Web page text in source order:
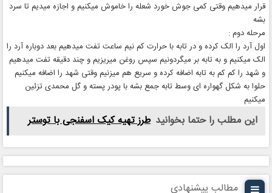
قرار میدهیم وقتی کمی جوش خورد شعله را خاموش میکنیم و اجازه میدیم تا سرد
بشه
مرحله دوم :
اول آرد را الک کرده و در تابه با حرارت کم نیم ساعت تفت میدهیم بعد دوباره آرد را
الک میکنیم و به تابه بر میگردونیم سپس روغن میریزیم و چند دقیقه تفت میدهیم
و شهد را کم کم به تابه اضافه کرده و سریع هم میزنیم وقتی شهد را اضافه میکنیم
حلوا به شکل گهواره ای وسط تابه جمع بشه با پودر پسته و گل محمدی تزئین
میکنیم
این مطلب را حتما بخوانید طرز تهیه کیک اسفنجی با توستر
مطالب پیشنهادی